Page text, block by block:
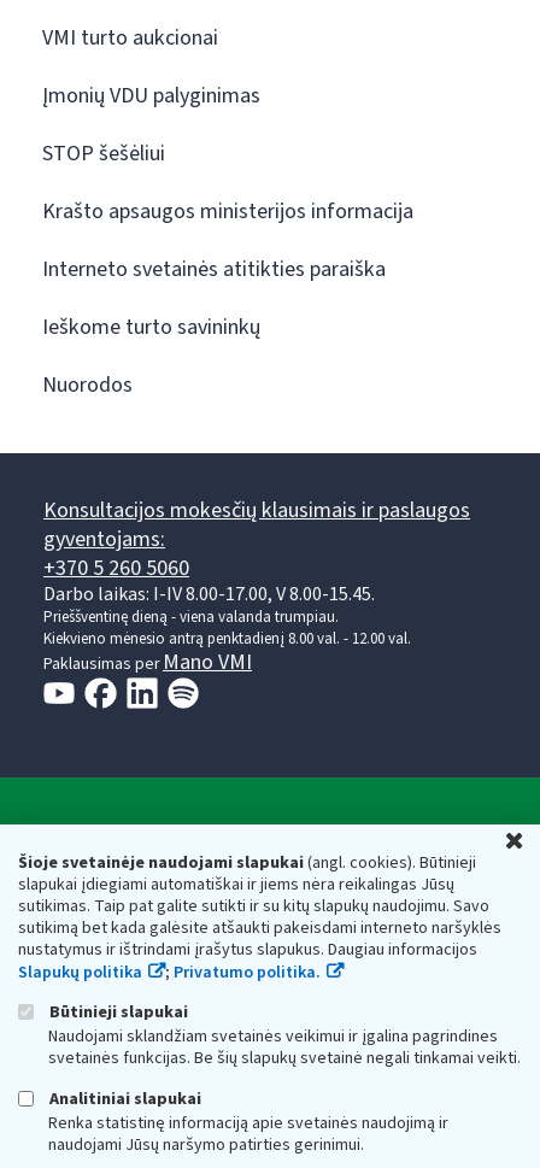
Šioje svetainėje naudojami slapukai(angl. cookies). Būtinieji
slapukai įdiegiami automatiškai ir jiems nėra reikalingas Jūsų
sutikimas. Taip pat galite sutikti ir su kitų slapukų naudojimu. Savo
sutikimą bet kada galėsite atšaukti pakeisdami interneto naršyklės
nustatymus ir ištrindami įrašytus slapukus. Daugiau informacijos
Slapukų politika
; Privatumo politika.
Būtinieji slapukai
Naudojami sklandžiam svetainės veikimui ir įgalina pagrindines
svetainės funkcijas. Be šių slapukų svetainė negali tinkamai veikti.
Analitiniai slapukai
Renka statistinę informaciją apie svetainės naudojimą ir
naudojami Jūsų naršymo patirties gerinimui.
VMI turto aukcionai
Įmonių VDU palyginimas
STOP šešėliui
Krašto apsaugos ministerijos informacija
Interneto svetainės atitikties paraiška
Ieškome turto savininkų
Nuorodos
Konsultacijos mokesčių klausimais ir paslaugos
gyventojams:
+370 5 260 5060
Darbo laikas: I-IV 8.00-17.00, V 8.00-15.45.
Prieššventinę dieną - viena valanda trumpiau.
Kiekvieno mėnesio antrą penktadienį 8.00 val. - 12.00 val.
Paklausimas per Mano VMI
Respublikos finansų ministerijos
Biudžetinė įstaiga. Juridinio asmens kodas — 188659752,
adresas: Vasario 16-osios g. 14, 01107 Vilnius, Lietuva, el.paštas:
vmi@vmi.lt, E. pristatymo dėžutės adresas 188659752
Duomenys apie Valstybinę mokesčių inspekciją prie Lietuvos
Respublikos finansų ministerijos kaupiami ir saugomi Juridinių